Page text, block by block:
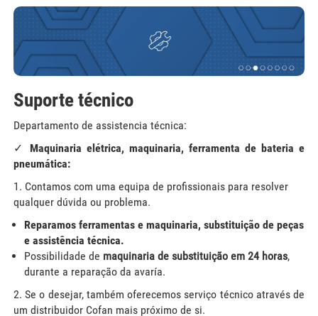
Suporte técnico
Departamento de assistencia técnica:
✓ Maquinaria elétrica, maquinaria, ferramenta de bateria e
pneumática:
1. Contamos com uma equipa de profissionais para resolver
qualquer dúvida ou problema.
Reparamos ferramentas e maquinaria, substituição de peças
e assistência técnica.
Possibilidade de maquinaria de substituição em 24 horas,
durante a reparação da avaría.
2. Se o desejar, também oferecemos serviço técnico através de
um distribuidor Cofan mais próximo de si.